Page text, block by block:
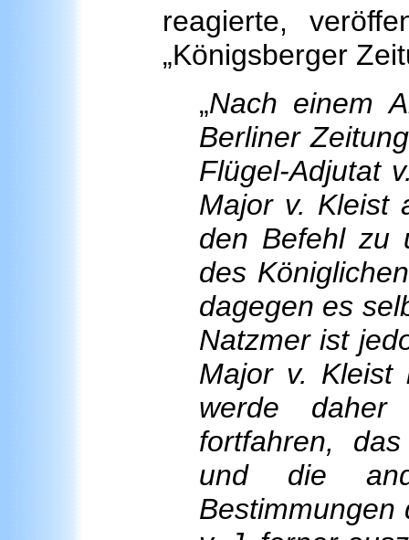
reagierte,
„Königsberger
„Nach einem
Berliner
Flügel-Adjutat
Major v. Kleist
den Befehl zu
des
dagegen es
Natzmer ist
Major v. Kleist
werde
fortfahren,
und die
Bestimmungen